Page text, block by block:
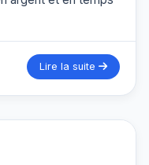
Lire la suite